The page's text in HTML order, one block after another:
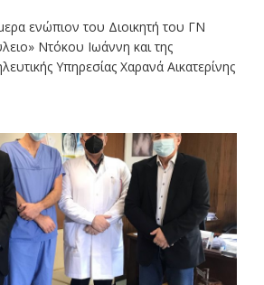
ενώπιον του Διοικητή του ΓΝ
Ντόκου Ιωάννη και της
Υπηρεσίας Χαρανά Αικατερίνης